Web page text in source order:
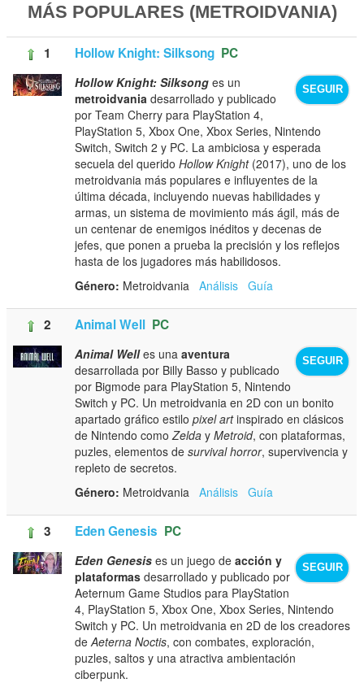
MÁS POPULARES (METROIDVANIA)
1 Hollow Knight: Silksong PC
SEGUIR
Hollow Knight: Silksong es un
metroidvania desarrollado y publicado
por Team Cherry para PlayStation 4,
PlayStation 5, Xbox One, Xbox Series, Nintendo
Switch, Switch 2 y PC. La ambiciosa y esperada
secuela del queridoHollow Knight(2017), uno de los
metroidvania más populares e influyentes de la
última década, incluyendo nuevas habilidades y
armas, un sistema de movimiento más ágil, más de
un centenar de enemigos inéditos y decenas de
jefes, que ponen a prueba la precisión y los reflejos
hasta de los jugadores más habilidosos.
Género: MetroidvaniaAnálisis Guía
2 Animal Well PC
SEGUIR
Animal Welles unaaventura
desarrollada por Billy Basso y publicado
por Bigmode para PlayStation 5, Nintendo
Switch y PC. Un metroidvania en 2D con un bonito
apartado gráfico estilopixel artinspirado en clásicos
de Nintendo comoZelda yMetroid, con plataformas,
puzles, elementos desurvival horror, supervivencia y
repleto de secretos.
Género: MetroidvaniaAnálisis Guía
3 Eden Genesis PC
SEGUIR
Eden Genesis es un juego deacción y
plataformas desarrollado y publicado por
Aeternum Game Studios para PlayStation
4, PlayStation 5, Xbox One, Xbox Series, Nintendo
Switch y PC. Un metroidvania en 2D de los creadores
deAeterna Noctis, con combates, exploración,
puzles, saltos y una atractiva ambientación
ciberpunk.